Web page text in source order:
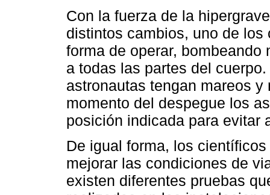
Con la fuerza de la
distintos cambios, uno de
forma de operar,
a todas las partes del
astronautas tengan mareos
momento del despegue los
posición indicada para evitar
De igual forma, los
mejorar las condiciones de
existen diferentes pruebas